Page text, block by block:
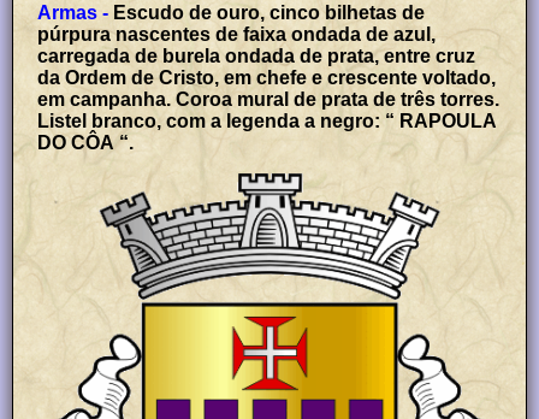
Armas - Escudo de ouro, cinco bilhetas de
púrpura nascentes de faixa ondada de azul,
carregada de burela ondada de prata, entre cruz
da Ordem de Cristo, em chefe e crescente voltado,
em campanha. Coroa mural de prata de três torres.
Listel branco, com a legenda a negro: “ RAPOULA
DO CÔA “.